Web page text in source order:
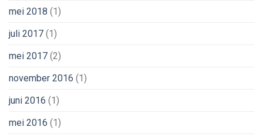
mei 2018 (1)
juli 2017 (1)
mei 2017 (2)
november 2016 (1)
juni 2016 (1)
mei 2016 (1)